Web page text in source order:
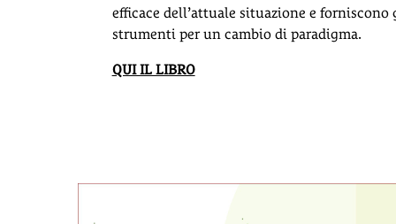
efficace dell’attuale situazione e forniscono
strumenti per un cambio di paradigma.
QUI IL LIBRO